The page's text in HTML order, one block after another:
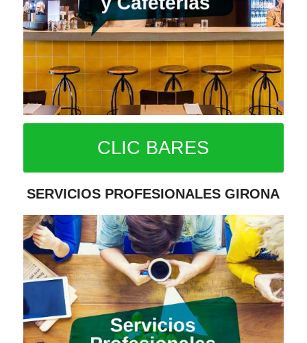
CLIC BARES
SERVICIOS PROFESIONALES GIRONA